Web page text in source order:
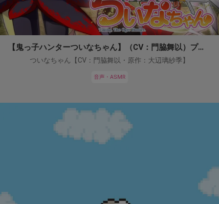
【鬼っ子ハンターついなちゃん】（CV：門脇舞以）プロジェクト！
ついなちゃん【CV：門脇舞以・原作：大辺璃紗季】
音声・ASMR